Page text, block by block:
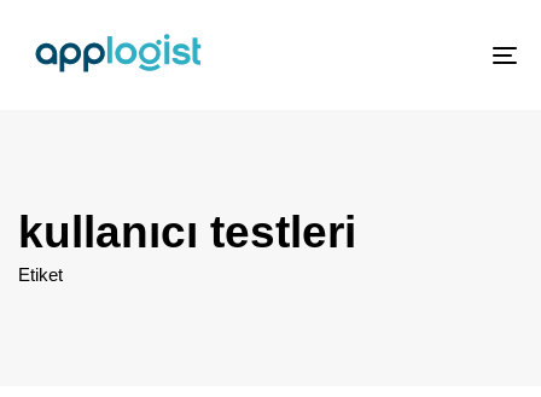
kullanıcı testleri
Etiket